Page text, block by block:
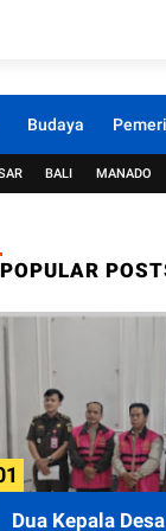
Budaya
BALI MANADO
POPULAR
Dua Kepala